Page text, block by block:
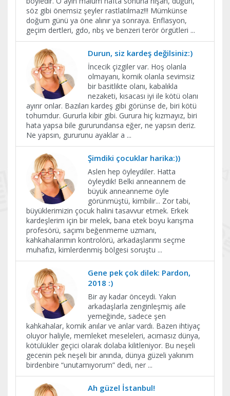
söz gibi önemsiz şeyler rastlatılmaz!!! Mümkünse
doğum günü ya öne alınır ya sonraya. Enflasyon,
geçim dertleri, gdo, nbş ve benzeri terör örgütleri ...
Durun, siz kardeş değilsiniz:)
İncecik çizgiler var. Hoş olanla
olmayanı, komik olanla sevimsiz
bir basitlikte olanı, kabalıkla
nezaketi, kısacası iyi ile kötü olanı
ayırır onlar. Bazıları kardeş gibi görünse de, biri kötü
tohumdur. Gururla kibir gibi. Gurura hiç kızmayız, biri
hata yapsa bile gururundansa eğer, ne yapsın deriz.
Ne yapsın, gururunu ayaklar a ...
Şimdiki çocuklar harika:))
Aslen hep öyleydiler. Hatta
öyleydik! Belki anneannem de
büyük anneanneme öyle
görünmüştü, kimbilir... Zor tabi,
büyüklerimizin çocuk halini tasavvur etmek. Erkek
kardeşlerim için bir melek, bana etek boyu karışma
profesörü, saçımı beğenmeme uzmanı,
kahkahalarımın kontrolörü, arkadaşlarımı seçme
muhafızı, kimlerdenmiş bölgesi soruştu ...
Gene pek çok dilek: Pardon,
2018 :)
Bir ay kadar önceydi. Yakın
arkadaşlarla zenginleşmiş aile
yemeğinde, sadece şen
kahkahalar, komik anılar ve anlar vardı. Bazen ihtiyaç
oluyor haliyle, memleket meseleleri, acımasız dünya,
kötülükler geçici olarak dolaba kilitleniyor. Bu neşeli
gecenin pek neşeli bir anında, dünya güzeli yakınım
birdenbire “unutamıyorum” dedi, ner ...
Ah güzel İstanbul!